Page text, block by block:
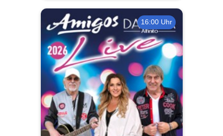
16:00 Uhr